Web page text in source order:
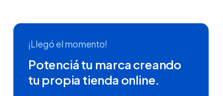
¡Llegó el momento!
Potenciá tu marca creando
tu propia tienda online.